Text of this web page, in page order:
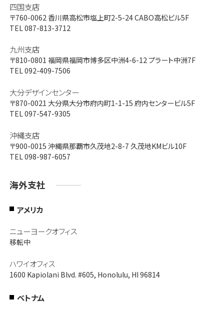
四国支店
〒760-0062 香川県高松市塩上町2-5-24 CABO高松ビル5F
TEL 087-813-3712
九州支店
〒810-0801 福岡県福岡市博多区中洲4-6-12 プラート中洲7F
TEL 092-409-7506
大分デザインセンター
〒870-0021 大分県大分市府内町1-1-15 府内センタービル5F
TEL 097-547-9305
沖縄支店
〒900-0015 沖縄県那覇市久茂地2-8-7 久茂地KMビル10F
TEL 098-987-6057
海外支社
アメリカ
ニューヨークオフィス
移転中
ハワイオフィス
1600 Kapiolani Blvd. #605, Honolulu, HI 96814
ベトナム